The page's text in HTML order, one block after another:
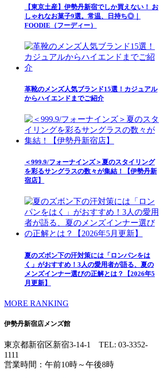
【東京土産】伊勢丹新宿でしか買えない！ お
しゃれなお菓子9選。常温、日持ち◎｜
FOODIE（フーディー）
革靴のメンズ人気ブランド15選！カジュアル
からハイエンドまでご紹介
＜999.9/フォーナインズ＞夏のスタイリング
を彩るサングラスの数々が集結！【伊勢丹新
宿店】
夏のズボン下の汗対策には「ロンパンをは
く」がおすすめ！3人の愛用者が語る、夏の
メンズインナー選びの正解とは？【2026年5
月更新】
MORE RANKING
伊勢丹新宿店メンズ館
東京都新宿区新宿3-14-1 TEL: 03-3352-
1111
営業時間：午前10時～午後8時